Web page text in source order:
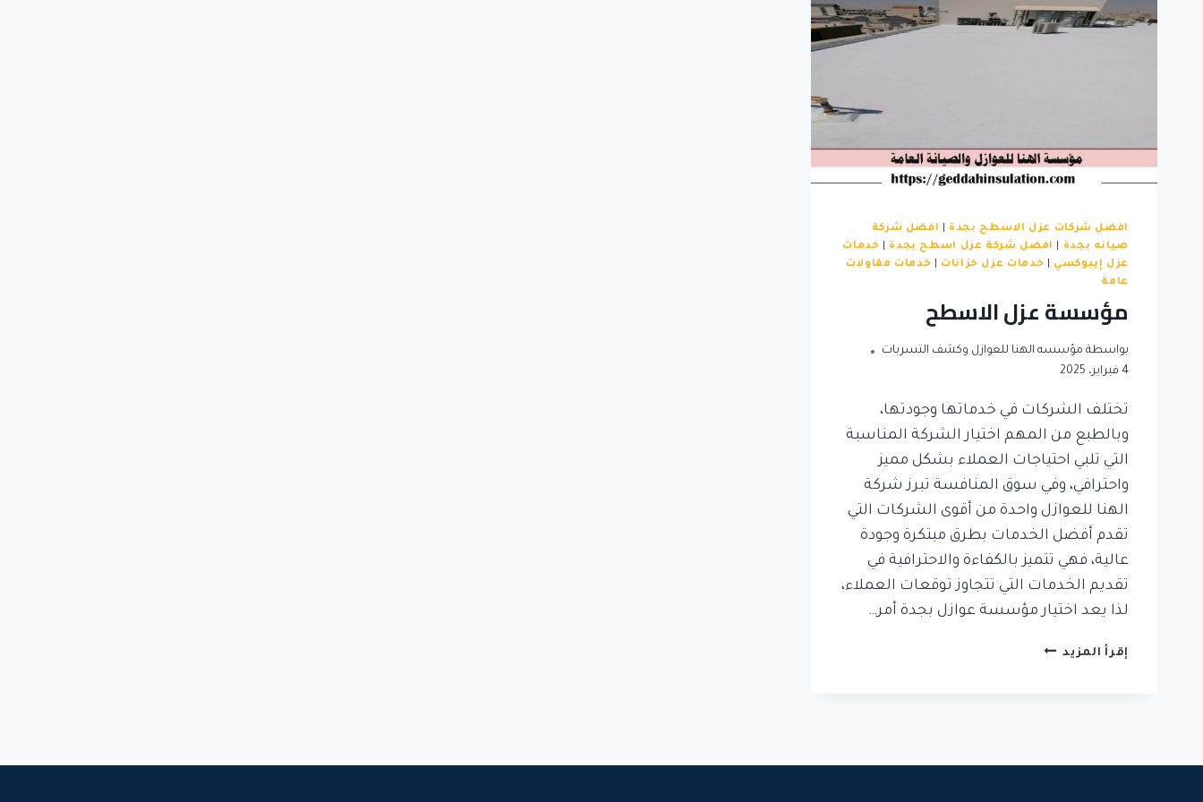
افضل شركات عزل الاسطح بجدة
افضل شركة
صيانه بجدة
افضل شركة عزل اسطح بجدة
خدمات
عزل إيبوكسي
خدمات عزل خزانات
خدمات مقاولات
عامة
مؤسسة عزل الاسطح
بواسطة مؤسسه الهنا للعوازل وكشف التسربات
4 فبراير، 2025
تختلف الشركات في خدماتها وجودتها،
وبالطبع من المهم اختيار الشركة المناسبة
التي تلبي احتياجات العملاء بشكل مميز
واحترافي، وفي سوق المنافسة تبرز شركة
الهنا للعوازل واحدة من أقوى الشركات التي
تقدم أفضل الخدمات بطرق مبتكرة وجودة
عالية، فهي تتميز بالكفاءة والاحترافية في
تقديم الخدمات التي تتجاوز توقعات العملاء،
لذا يعد اختيار مؤسسة عوازل بجدة أمر…
إقرأ المزيد مؤسسة